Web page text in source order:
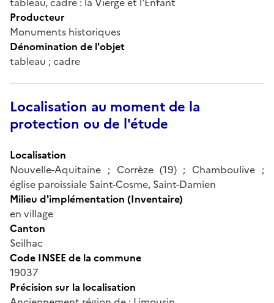
Producteur
Monuments historiques
Dénomination de l'objet
tableau ; cadre
Localisation au moment de la
protection ou de l'étude
Localisation
Nouvelle-Aquitaine ; Corrèze (19) ; Chamboulive ;
église paroissiale Saint-Cosme, Saint-Damien
Milieu d'implémentation (Inventaire)
en village
Canton
Seilhac
Code INSEE de la commune
19037
Précision sur la localisation